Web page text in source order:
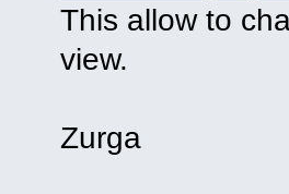
This allow to
view.
Zurga